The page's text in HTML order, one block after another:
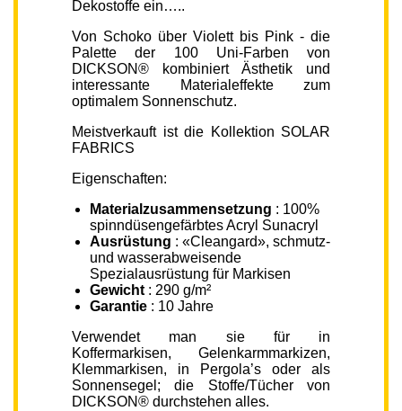
Dekostoffe ein…..
Von Schoko über Violett bis Pink - die
Palette der 100 Uni-Farben von
DICKSON® kombiniert Ästhetik und
interessante Materialeffekte zum
optimalem Sonnenschutz.
Meistverkauft ist die Kollektion SOLAR
FABRICS
Eigenschaften:
Materialzusammensetzung : 100%
spinndüsengefärbtes Acryl Sunacryl
Ausrüstung : «Cleangard», schmutz-
und wasserabweisende
Spezialausrüstung für Markisen
Gewicht : 290 g/m²
Garantie : 10 Jahre
Verwendet man sie für in
Koffermarkisen, Gelenkarmmarkizen,
Klemmarkisen, in Pergola’s oder als
Sonnensegel; die Stoffe/Tücher von
DICKSON® durchstehen alles.